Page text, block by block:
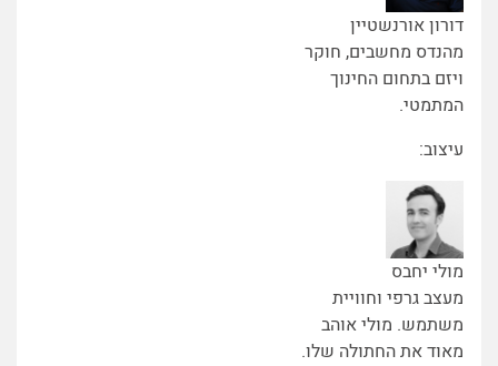
דורון אורנשטיין
מהנדס מחשבים, חוקר
ויזם בתחום החינוך
המתמטי.
עיצוב:
מולי יחבס
מעצב גרפי וחוויית
משתמש. מולי אוהב
מאוד את החתולה שלו.